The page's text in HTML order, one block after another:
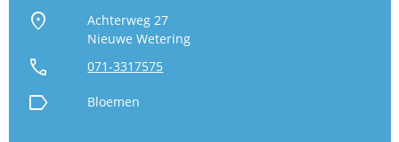
location_on
Achterweg 27
Nieuwe Wetering
call 071-3317575
label Bloemen